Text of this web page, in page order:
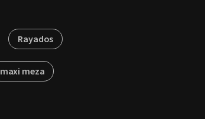
Rayados
maxi meza